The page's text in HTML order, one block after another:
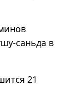
саньда в
21